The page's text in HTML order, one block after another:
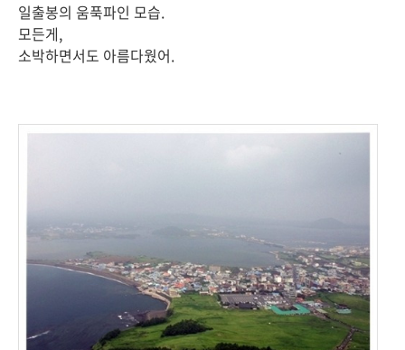
일출봉의 움푹파인 모습.
모든게,
소박하면서도 아름다웠어.